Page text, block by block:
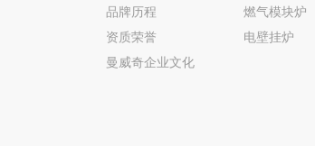
品牌历程
资质荣誉
曼威奇企业文化
燃气模块炉
电壁挂炉